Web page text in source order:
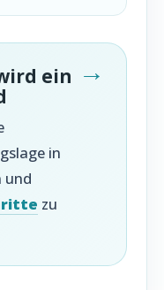
ein
in
und
zu